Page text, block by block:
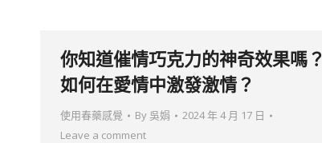
你知道催情巧克力的神奇效果嗎？
如何在愛情中激發激情？
使用春藥感覺 By 吳娟
2024 年 4 月 17 日
Leave a comment